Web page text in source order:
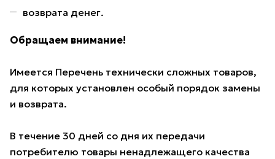
возврата денег.
Обращаем внимание!
Имеется Перечень технически сложных товаров,
для которых установлен особый порядок замены
и возврата.
В течение 30 дней со дня их передачи
потребителю товары ненадлежащего качества